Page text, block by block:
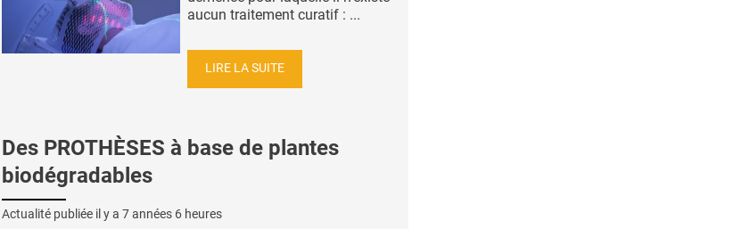
aucun traitement curatif : ...
LIRE LA SUITE
Des PROTHÈSES à base de plantes
biodégradables
Actualité publiée il y a 7 années 6 heures